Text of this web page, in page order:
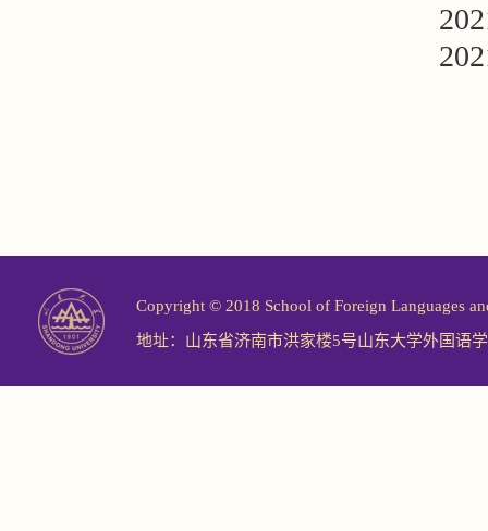
2
Copyright © 2018 School of Foreign Languages
地址：山东省济南市洪家楼5号山东大学外国语